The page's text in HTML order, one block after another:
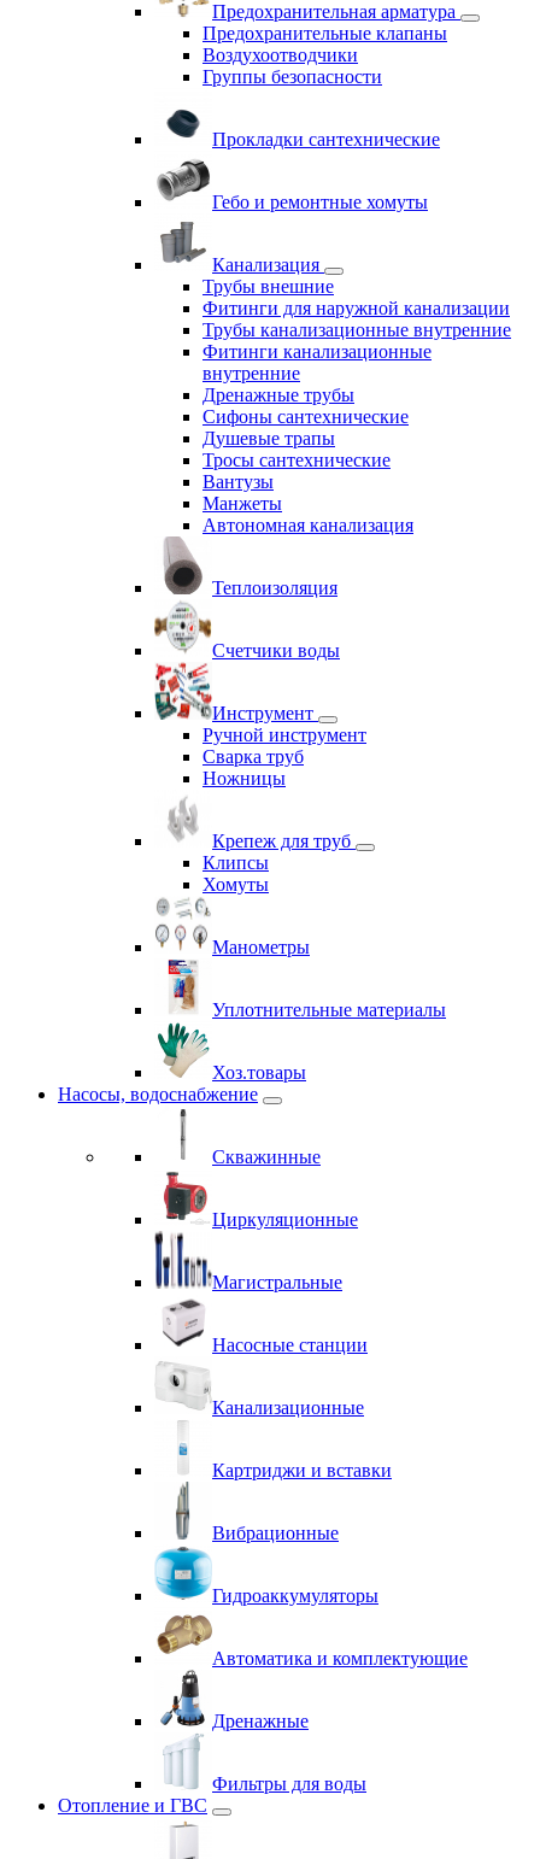
Предохранительная арматура
Предохранительные клапаны
Воздухоотводчики
Группы безопасности
Прокладки сантехнические
Гебо и ремонтные хомуты
Канализация
Трубы внешние
Фитинги для наружной канализации
Трубы канализационные внутренние
Фитинги канализационные
внутренние
Дренажные трубы
Сифоны сантехнические
Душевые трапы
Тросы сантехнические
Вантузы
Манжеты
Автономная канализация
Теплоизоляция
Счетчики воды
Инструмент
Ручной инструмент
Сварка труб
Ножницы
Крепеж для труб
Клипсы
Хомуты
Манометры
Уплотнительные материалы
Хоз.товары
Насосы, водоснабжение
Скважинные
Циркуляционные
Магистральные
Насосные станции
Канализационные
Картриджи и вставки
Вибрационные
Гидроаккумуляторы
Автоматика и комплектующие
Дренажные
Фильтры для воды
Отопление и ГВС